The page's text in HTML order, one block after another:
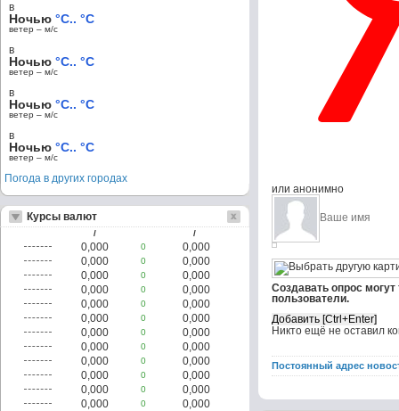
или анонимно
Создавать опрос
пользователи.
Никто ещё не оставил
Постоянный адрес
в
Ночью °C.. °C
ветер – м/c
в
Ночью °C.. °C
ветер – м/c
в
Ночью °C.. °C
ветер – м/c
в
Ночью °C.. °C
ветер – м/c
Погода в других городах
Курсы валют
/ /
0,000 0
0,000
0,000
0
0,000
0,000
0
0,000
0,000
0
0,000
0,000
0
0,000
0,000
0
0,000
0,000
0
0,000
0,000
0
0,000
0,000
0
0,000
0,000
0
0,000
0,000
0
0,000
0,000
0
0,000